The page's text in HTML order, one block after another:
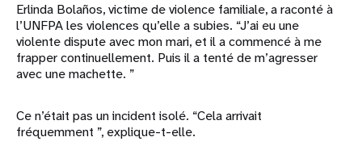
Erlinda Bolaños, victime de violence familiale, a raconté à
l’UNFPA les violences qu’elle a subies. “J’ai eu une
violente dispute avec mon mari, et il a commencé à me
frapper continuellement. Puis il a tenté de m’agresser
avec une machette. ”
Ce n’était pas un incident isolé. “Cela arrivait
fréquemment ”, explique-t-elle.